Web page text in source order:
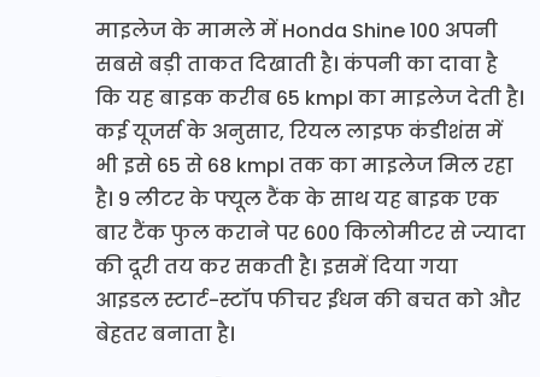
माइलेज के मामले में Honda Shine 100 अपनी
सबसे बड़ी ताकत दिखाती है। कंपनी का दावा है
कि यह बाइक करीब 65 kmpl का माइलेज देती है।
कई यूजर्स के अनुसार, रियल लाइफ कंडीशंस में
भी इसे 65 से 68 kmpl तक का माइलेज मिल रहा
है। 9 लीटर के फ्यूल टैंक के साथ यह बाइक एक
बार टैंक फुल कराने पर 600 किलोमीटर से ज्यादा
की दूरी तय कर सकती है। इसमें दिया गया
आइडल स्टार्ट-स्टॉप फीचर ईंधन की बचत को और
बेहतर बनाता है।